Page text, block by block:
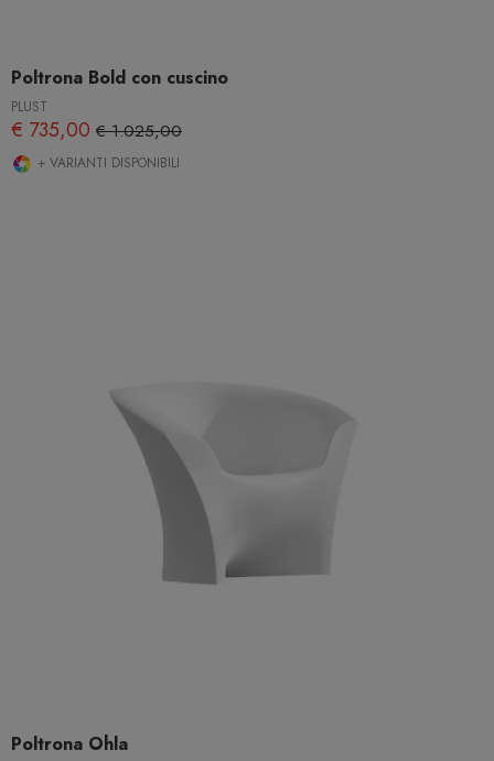
Poltrona Bold con cuscino
PLUST
€ 735,00 € 1.025,00
+ VARIANTI DISPONIBILI
Poltrona Ohla